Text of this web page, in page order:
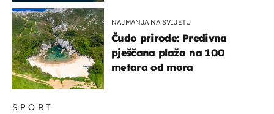
SPORT
NAJMANJA NA SVIJETU
Čudo prirode: Predivna
pješčana plaža na 100
metara od mora